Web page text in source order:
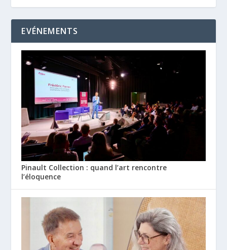
EVÉNEMENTS
Pinault Collection : quand l’art rencontre
l’éloquence